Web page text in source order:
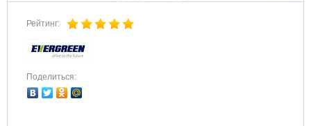
Рейтинг:
Поделиться: